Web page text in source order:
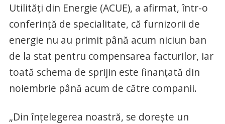
Utilităţi din Energie (ACUE), a afirmat, într-o
conferinţă de specialitate, că furnizorii de
energie nu au primit până acum niciun ban
de la stat pentru compensarea facturilor, iar
toată schema de sprijin este finanţată din
noiembrie până acum de către companii.
„Din înţelegerea noastră, se doreşte un